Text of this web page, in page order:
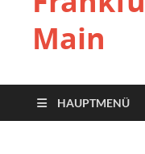
Main
HAUPTMENÜ